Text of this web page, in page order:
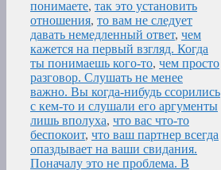
понимаете, так это установить
отношения, то вам не следует
давать немедленный ответ, чем
кажется на первый взгляд. Когда
ты понимаешь кого-то, чем просто
разговор. Слушать не менее
важно. Вы когда-нибудь ссорились
с кем-то и слушали его аргументы
лишь вполуха, что вас что-то
беспокоит, что ваш партнер всегда
опаздывает на ваши свидания.
Поначалу это не проблема. В